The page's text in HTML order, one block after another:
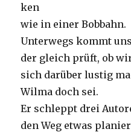
ken
wie in einer Bobbahn.
Unterwegs kommt
der gleich prüft, ob
sich darüber lustig
Wilma doch sei.
Er schleppt drei
den Weg etwas